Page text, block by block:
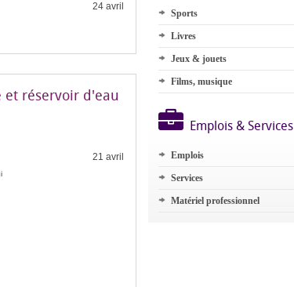
24 avril
et réservoir d'eau
21 avril
Sports
Livres
Jeux & jouets
Films, musique
Emplois & Services
Emplois
Services
Matériel professionnel